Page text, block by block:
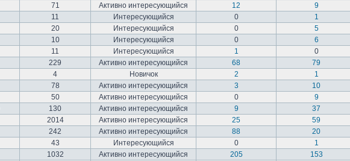
71 Активно интересующийся 12
9
11 Интересующийся 0
1
20 Интересующийся 0
5
10 Интересующийся 0
6
11 Интересующийся 1
0
229 Активно интересующийся 68
79
4 Новичок 2
1
78 Активно интересующийся 3
10
50 Активно интересующийся 0
9
130 Активно интересующийся 9
37
2014 Активно интересующийся 25
59
242 Активно интересующийся 88
20
43 Интересующийся 0
1
1032 Активно интересующийся 205
153